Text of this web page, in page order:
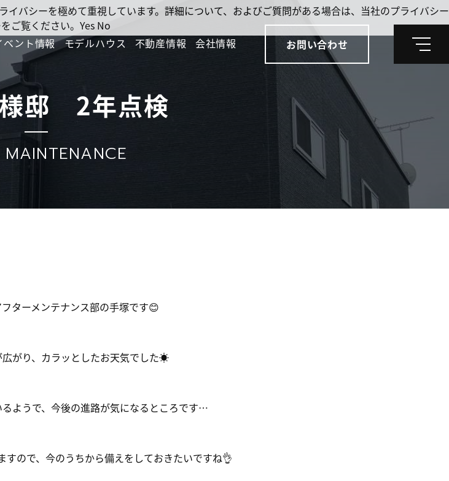
ベント情報 モデルハウス 不動産情報 会社情報 お問い合わせ
メ
邸 2年点検
ターメンテナンス部の手塚です😊
がり、カラッとしたお天気でした☀️
ようで、今後の進路が気になるところです…
すので、今のうちから備えをしておきたいですね👌
バシーを極めて重視しています。詳細について、およびご質問がある場合は、当社のプライバシー
ご覧ください。 Yes No